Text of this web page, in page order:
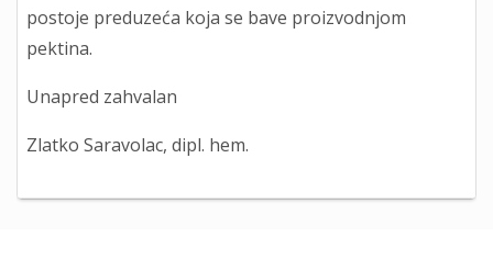
postoje preduzeća koja se bave proizvodnjom
pektina.
Unapred zahvalan
Zlatko Saravolac, dipl. hem.